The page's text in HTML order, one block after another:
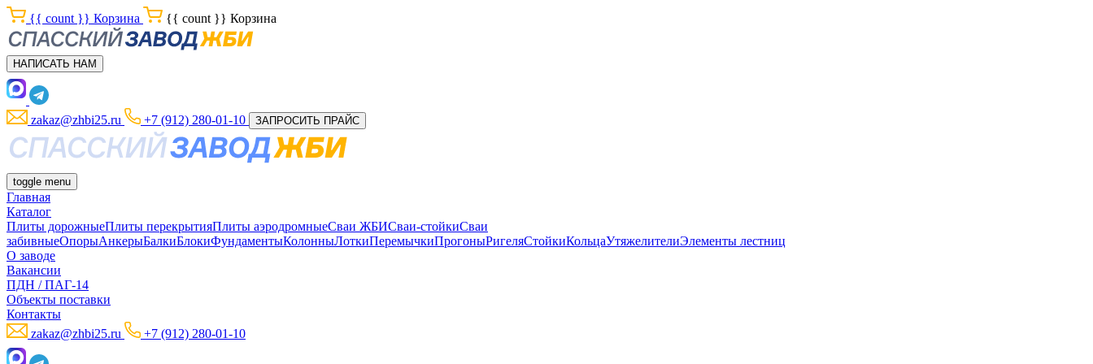
{{ count }} Корзина {{ count }} Корзина
НАПИСАТЬ НАМ
zakaz@zhbi25.ru +7 (912) 280-01-10 ЗАПРОСИТЬ ПРАЙС
toggle menu
Главная
Каталог
Плиты дорожныеПлиты перекрытияПлиты аэродромныеСваи ЖБИСваи-стойкиСваи
забивныеОпорыАнкерыБалкиБлокиФундаментыКолонныЛоткиПеремычкиПрогоныРигеляСтойкиКольцаУтяжелителиЭлементы лестниц
О заводе
Вакансии
ПДН / ПАГ-14
Объекты поставки
Контакты
zakaz@zhbi25.ru
+7 (912) 280-01-10